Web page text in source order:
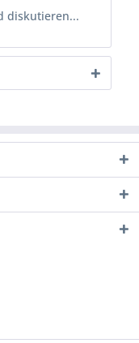
diskutieren...